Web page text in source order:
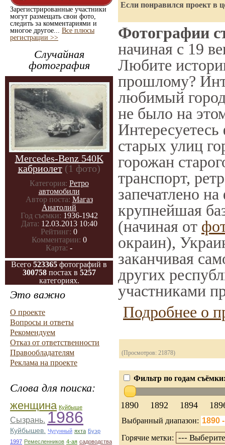
Зарегистрированные участники
могут размещать свои фото,
следить за комментариями и
многое другое... Все плюсы
регистрации >>
Случайная
фотография
Mercedes-Benz 540K
кабриолет (1 фото)
Категория: Ретро
автомобили
Автор поста: Магаз
Анатолий
Год съемки: 1936-1942
Дата: 12.03.2013 10:40
Рейтинг: 0
Комментарии: 0
Карта: -
Всего 523365 фотографий в
300758постах в 5257
категориях.
Это важно
О проекте
Вопросы и ответы
Рекомендуем
Отказ от ответственности
Правообладателям
Реклама на проекте
Слова для поиска:
женщина Куйбыше
Сызрань. 1986
Куйбышев. Чугунный яхта Буэр
1997 Ремесленников 4-ая садоводства
Если понравился проект в
Фотографии
начиная с 19
Любите
прошлому?
любимый
не было на
Интересуетесь
старых улиц
горожан
транспорт,
запечатлено
крупнейшая
(начиная от
окраин),
заканчивая
других
участниками
Подробнее о
(Просмотров: 21878)
Фильтр по годам
1890 1892 1894
Выбранный диапазон:
Горячие метки: